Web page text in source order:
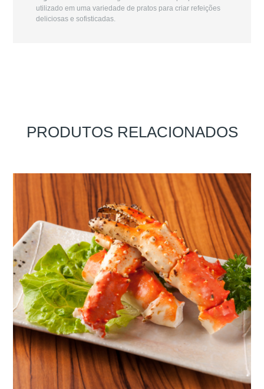
utilizado em uma variedade de pratos para criar refeições
deliciosas e sofisticadas.
PRODUTOS RELACIONADOS